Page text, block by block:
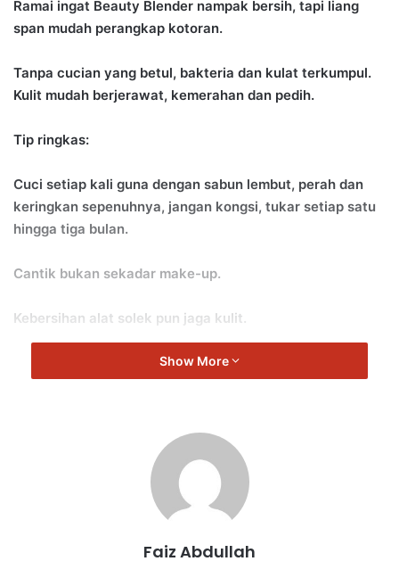
Ramai ingat Beauty Blender nampak bersih, tapi liang
span mudah perangkap kotoran.
Tanpa cucian yang betul, bakteria dan kulat terkumpul.
Kulit mudah berjerawat, kemerahan dan pedih.
Tip ringkas:
Cuci setiap kali guna dengan sabun lembut, perah dan
keringkan sepenuhnya, jangan kongsi, tukar setiap satu
hingga tiga bulan.
Cantik bukan sekadar make-up.
Kebersihan alat solek pun jaga kulit.
Show More
Faiz Abdullah